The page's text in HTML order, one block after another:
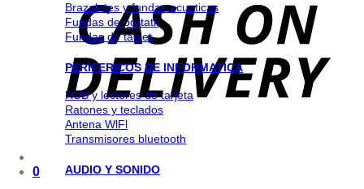
0
Brazaletes y fundas acuaticas
Fundas de portatil
Fundas de tablet
PERIFERICOS DE INFORMATICA
HUB y lectores de tarjeta
Ratones y teclados
Antena WlFl
Transmisores bluetooth
AUDIO Y SONIDO